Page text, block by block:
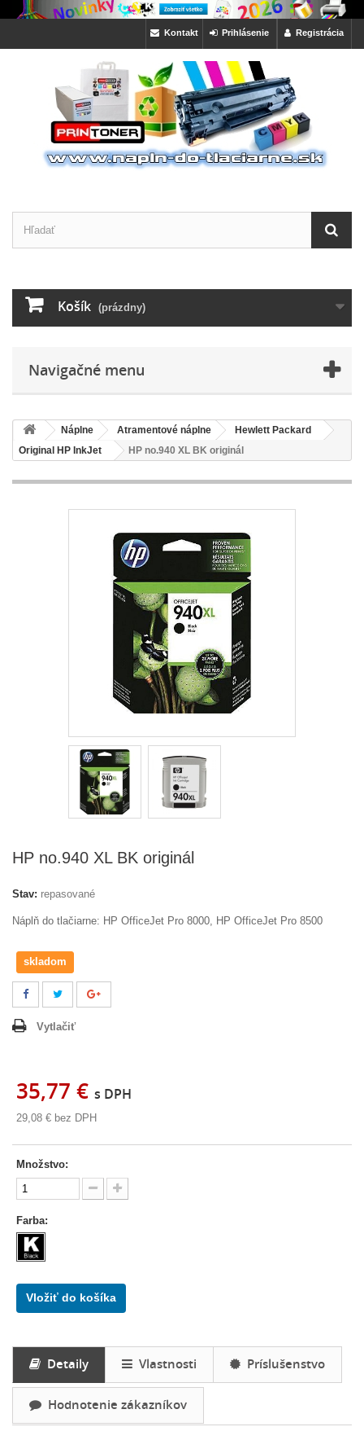
Registrácia
Prihlásenie
Kontakt
Košík (prázdny)
Navigačné menu
Náplne Atramentové náplne
Hewlett Packard
Original HP InkJet
HP no.940 XL BK originál
HP no.940 XL BK originál
Stav: repasované
Náplň do tlačiarne: HP OfficeJet Pro 8000, HP OfficeJet Pro 8500
skladom
Vytlačiť
35,77 € s DPH
29,08 € bez DPH
Množstvo:
Farba:
Vložiť do košíka
Detaily Vlastnosti Príslušenstvo
Hodnotenie zákazníkov